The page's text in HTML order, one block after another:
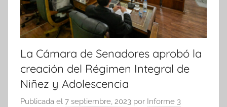
La Cámara de Senadores aprobó la
creación del Régimen Integral de
Niñez y Adolescencia
Publicada el 7 septiembre, 2023 por Informe 3